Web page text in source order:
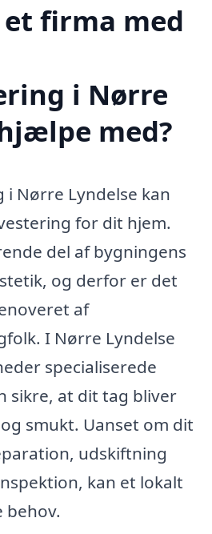
firma med
i Nørre
med?
i Nørre Lyndelse kan
for dit hjem.
del af bygningens
og derfor er det
af
I Nørre Lyndelse
specialiserede
sikre, at dit tag bliver
smukt. Uanset om dit
udskiftning
kan et lokalt